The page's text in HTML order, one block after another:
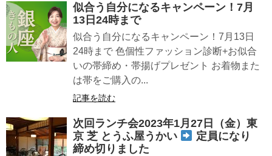
似合う自分になるキャンペーン！7月
13日24時まで
似合う自分になるキャンペーン！7月13日
24時まで 色個性ファッション診断+お似合
いの帯締め・帯揚げプレゼント お着物また
は帯をご購入の...
記事を読む
次回ランチ会2023年1月27日（金）東
京 芝 とうふ屋うかい
定員になり
締め切りました